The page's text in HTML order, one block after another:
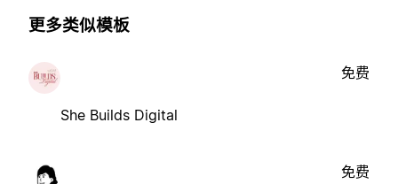
更多类似模板
She Builds Digital
免费
免费